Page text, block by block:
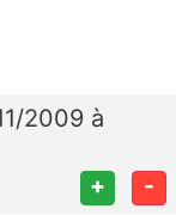
2009 à
+ -